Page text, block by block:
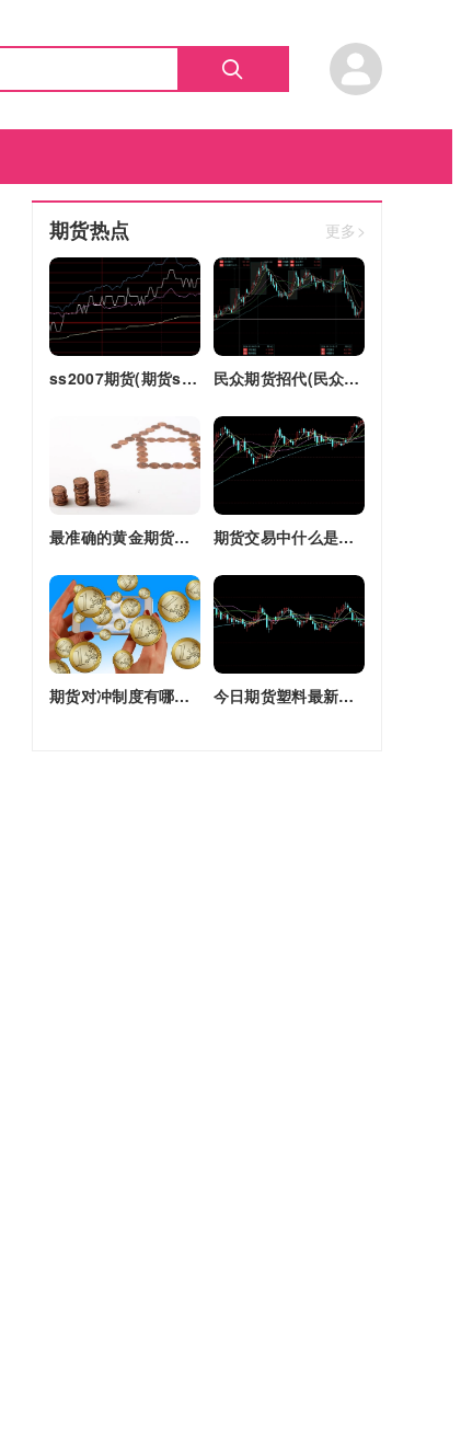
期货热点 更多>
ss2007期货(期货ss2018) 民众期货招代(民众期货怎么了)
最准确的黄金期货交易师(最准确的黄金期货交易师是谁) 期货交易中什么是复合头寸(期货交易中什么是复合头寸交易)
期货对冲制度有哪些(期货对冲制度有哪些类型) 今日期货塑料最新价格(今日期货塑料最新价格行情)